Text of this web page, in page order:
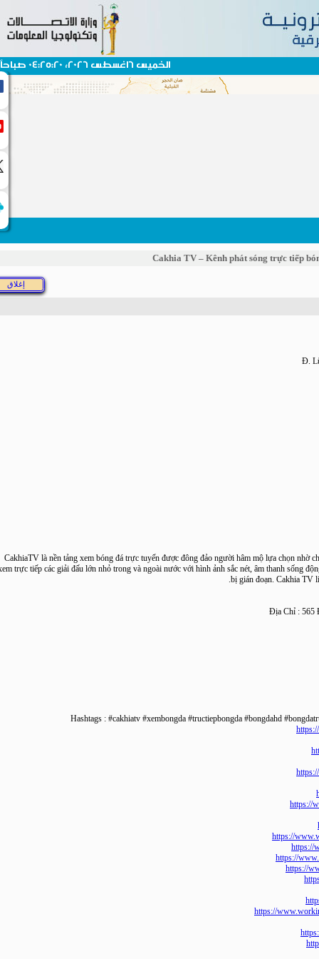
الخميس 6اغسطس 2026، 04:25:20 صباحاً
Cakhia TV – Kênh phát sóng trực
CakhiaTV là nền tảng xem bóng đá trực tuyến được đông đảo người hâm mộ lựa chọn
xem trực tiếp các giải đấu lớn nhỏ trong và ngoài nước với hình ảnh sắc nét, âm thanh
bị gián đoạn. Cakhia
Địa Chỉ :
Hashtags : #cakhiatv #xembongda #tructiepbongda #bongdahd
https://
https://
https://